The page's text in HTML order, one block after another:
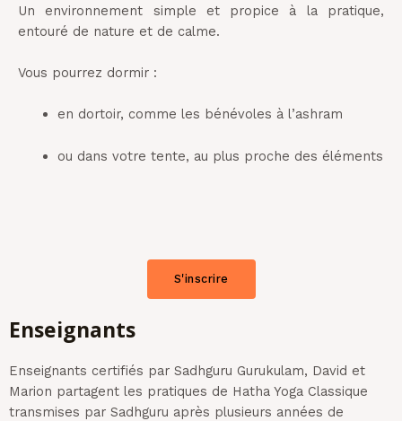
Un environnement simple et propice à la pratique,
entouré de nature et de calme.
Vous pourrez dormir :
en dortoir, comme les bénévoles à l’ashram
ou dans votre tente, au plus proche des éléments
S'inscrire
Enseignants
Enseignants certifiés par Sadhguru Gurukulam, David et
Marion partagent les pratiques de Hatha Yoga Classique
transmises par Sadhguru après plusieurs années de